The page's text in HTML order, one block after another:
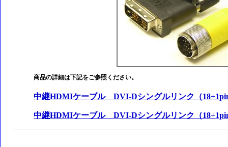
商品の詳細は下記をご参照ください。
中継HDMIケーブル DVI-Dシングルリンク（
中継HDMIケーブル DVI-Dシングルリンク（